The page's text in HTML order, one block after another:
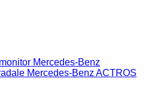
monitor Mercedes-Benz
Mercedes-Benz ACTROS